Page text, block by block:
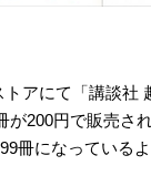
トアにて「講談社
が200円で販売さ
冊になっている